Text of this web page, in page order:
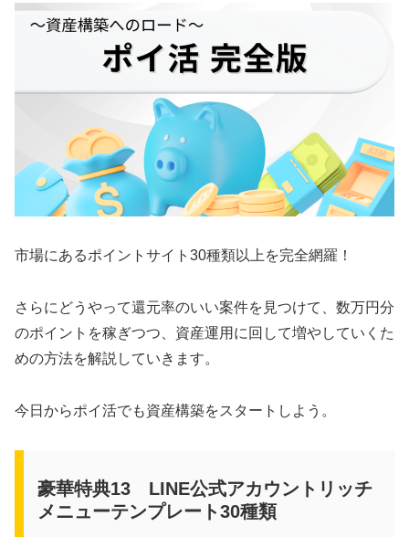
市場にあるポイントサイト30種類以上を完全網羅！
さらにどうやって還元率のいい案件を見つけて、数万円分
のポイントを稼ぎつつ、資産運用に回して増やしていくた
めの方法を解説していきます。
今日からポイ活でも資産構築をスタートしよう。
豪華特典13 LINE公式アカウントリッチ
メニューテンプレート30種類